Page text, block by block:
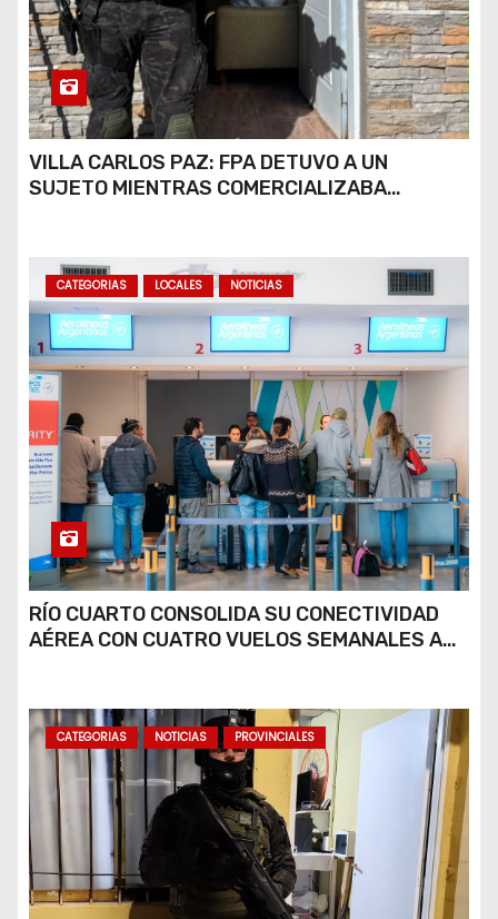
VILLA CARLOS PAZ: FPA DETUVO A UN
SUJETO MIENTRAS COMERCIALIZABA
CATEGORIAS LOCALES NOTICIAS
RÍO CUARTO CONSOLIDA SU CONECTIVIDAD
AÉREA CON CUATRO VUELOS SEMANALES A
CATEGORIAS NOTICIAS PROVINCIALES